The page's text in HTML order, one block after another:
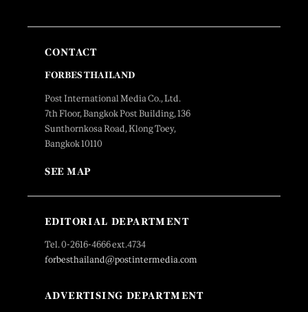
CONTACT
FORBES THAILAND
Post International Media Co., Ltd.
7th Floor, Bangkok Post Building, 136
Sunthornkosa Road, Klong Toey,
Bangkok 10110
SEE MAP
EDITORIAL DEPARTMENT
Tel. 0-2616-4666 ext.4734
forbesthailand@postintermedia.com
ADVERTISING DEPARTMENT